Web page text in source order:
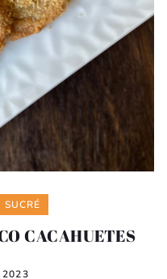
SUCRÉ
CACAHUETES
2023